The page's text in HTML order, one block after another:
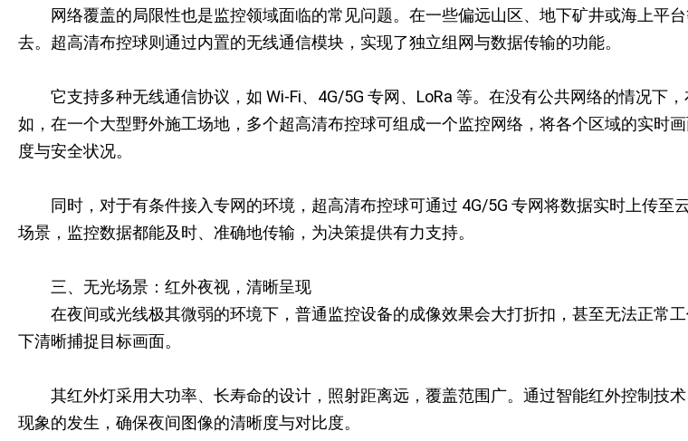
网络覆盖的局限性也是监控领域面临的常见问题。在一些偏远山区、地下矿井或海上平
去。超高清布控球则通过内置的无线通信模块，实现了独立组网与数据传输的功能。
它支持多种无线通信协议，如 Wi-Fi、4G/5G 专网、LoRa 等。在没有公共网络的情况下
如，在一个大型野外施工场地，多个超高清布控球可组成一个监控网络，将各个区域的实时
度与安全状况。
同时，对于有条件接入专网的环境，超高清布控球可通过 4G/5G 专网将数据实时上传
场景，监控数据都能及时、准确地传输，为决策提供有力支持。
三、无光场景：红外夜视，清晰呈现
在夜间或光线极其微弱的环境下，普通监控设备的成像效果会大打折扣，甚至无法正常
下清晰捕捉目标画面。
其红外灯采用大功率、长寿命的设计，照射距离远，覆盖范围广。通过智能红外控制技
现象的发生，确保夜间图像的清晰度与对比度。